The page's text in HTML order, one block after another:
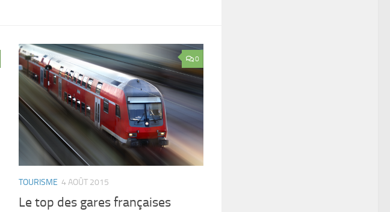
0
TOURISME 4 AOÛT 2015
Le top des gares françaises